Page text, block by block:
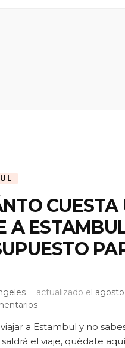
CUESTA
A
actualizado el
en
CUESTA
UN
a Estambul y no
el viaje, quédate